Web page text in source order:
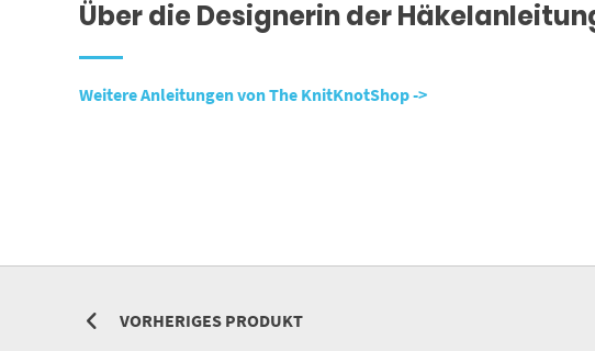
Über die Designerin der
Weitere Anleitungen von The KnitKnotShop ->
VORHERIGES PRODUKT